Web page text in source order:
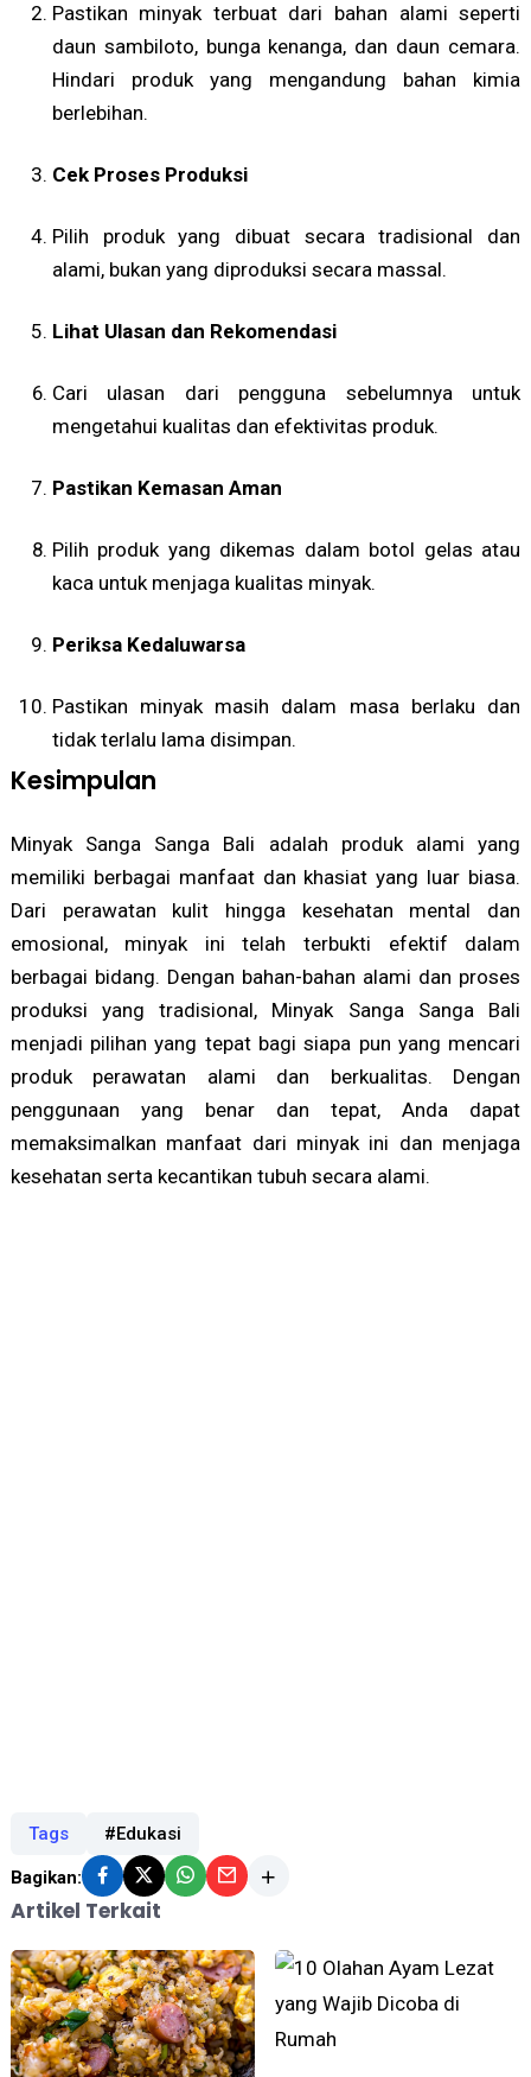
Pastikan minyak terbuat dari bahan alami seperti
daun sambiloto, bunga kenanga, dan daun cemara.
Hindari produk yang mengandung bahan kimia
berlebihan.
Cek Proses Produksi
Pilih produk yang dibuat secara tradisional dan
alami, bukan yang diproduksi secara massal.
Lihat Ulasan dan Rekomendasi
Cari ulasan dari pengguna sebelumnya untuk
mengetahui kualitas dan efektivitas produk.
Pastikan Kemasan Aman
Pilih produk yang dikemas dalam botol gelas atau
kaca untuk menjaga kualitas minyak.
Periksa Kedaluwarsa
Pastikan minyak masih dalam masa berlaku dan
tidak terlalu lama disimpan.
Kesimpulan
Minyak Sanga Sanga Bali adalah produk alami yang
memiliki berbagai manfaat dan khasiat yang luar biasa.
Dari perawatan kulit hingga kesehatan mental dan
emosional, minyak ini telah terbukti efektif dalam
berbagai bidang. Dengan bahan-bahan alami dan proses
produksi yang tradisional, Minyak Sanga Sanga Bali
menjadi pilihan yang tepat bagi siapa pun yang mencari
produk perawatan alami dan berkualitas. Dengan
penggunaan yang benar dan tepat, Anda dapat
memaksimalkan manfaat dari minyak ini dan menjaga
kesehatan serta kecantikan tubuh secara alami.
Tags #Edukasi
Bagikan:
Artikel Terkait